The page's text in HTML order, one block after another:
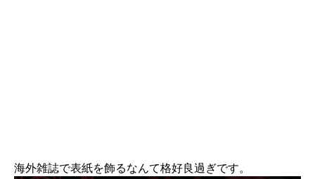
海外雑誌で表紙を飾るなんて格好良過ぎです。